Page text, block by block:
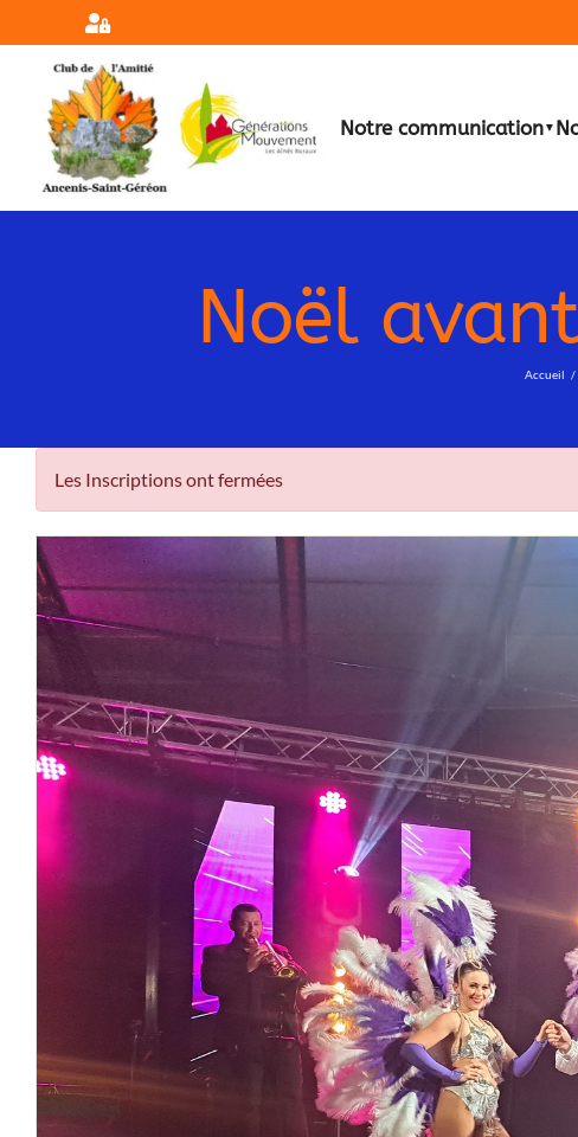
contenu
Notre communication▼
Noël
Accueil
Voir
l'image
agrandie
Les Inscriptions ont fermées